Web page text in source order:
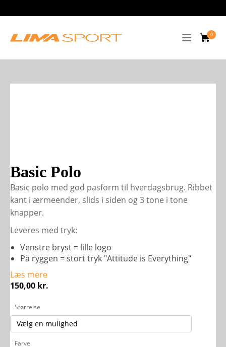
Basic Polo
Basic polo med god pasform til hverdagsbrug. Ribbet
kant i ærmeender, slids i siden og 3 tone i tone
knapper.
Leveres med tryk:
Venstre bryst = lille logo
På ryggen = stort tryk "Attitude is Everything"
Læs mere
150,00 kr.
Størrelse
Farve